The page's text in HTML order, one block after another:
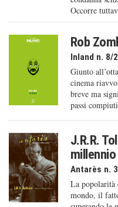
Occorre
Rob
Inland n. 8/
Giunto
cinema
breve ma
passi
J.R.R.
millennio
Antarès n.
La popolarità
mondo, il